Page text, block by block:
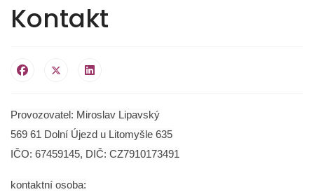
Kontakt
Provozovatel: Miroslav Lipavský
569 61 Dolní Újezd u Litomyšle 635
IČO: 67459145, DIČ: CZ7910173491
kontaktní osoba: